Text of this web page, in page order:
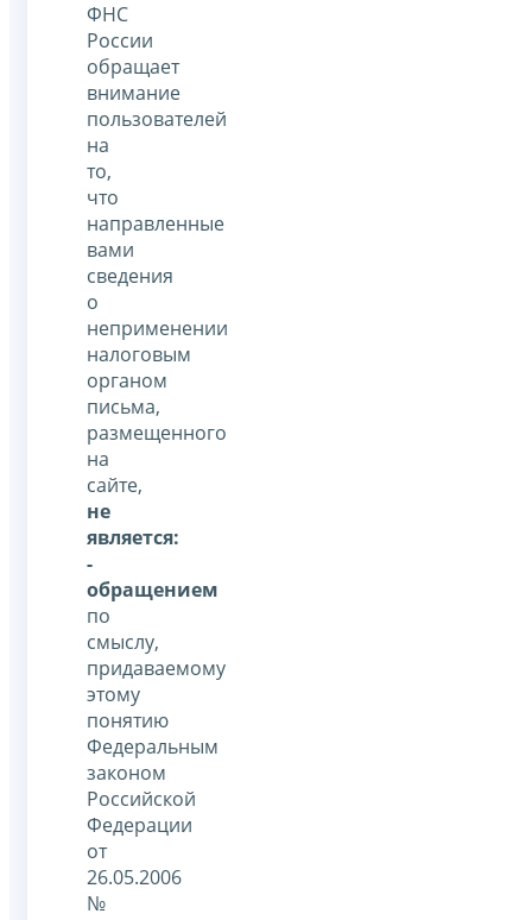
ФНС
России
обращает
внимание
пользователей
на
то,
что
направленные
вами
сведения
о
неприменении
налоговым
органом
письма,
размещенного
на
сайте,
не
является:
-
обращением
по
смыслу,
придаваемому
этому
понятию
Федеральным
законом
Российской
Федерации
от
26.05.2006
№